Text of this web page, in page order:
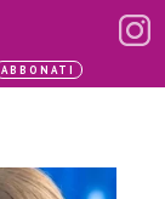
ABBONATI